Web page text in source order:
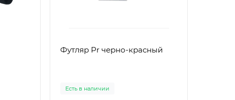
Футляр Pr черно-красный
Есть в наличии